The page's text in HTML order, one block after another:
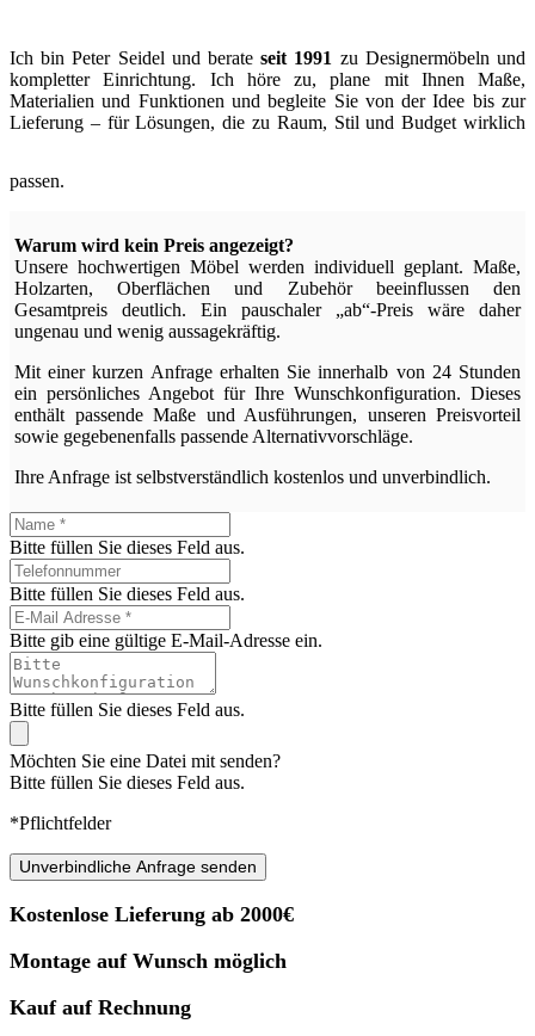
Ich bin Peter Seidel und berateseit 1991 zu Designermöbeln und
kompletter Einrichtung. Ich höre zu, plane mit Ihnen Maße,
Materialien und Funktionen und begleite Sie von der Idee bis zur
Lieferung – für Lösungen, die zu Raum, Stil und Budget wirklich
passen.
Warum wird kein Preis angezeigt?
Unsere hochwertigen Möbel werden individuell geplant. Maße,
Holzarten, Oberflächen und Zubehör beeinflussen den
Gesamtpreis deutlich. Ein pauschaler „ab“-Preis wäre daher
ungenau und wenig aussagekräftig.
Mit einer kurzen Anfrage erhalten Sie innerhalb von 24 Stunden
ein persönliches Angebot für Ihre Wunschkonfiguration. Dieses
enthält passende Maße und Ausführungen, unseren Preisvorteil
sowie gegebenenfalls passende Alternativvorschläge.
Ihre Anfrage ist selbstverständlich kostenlos und unverbindlich.
Bitte füllen Sie dieses Feld aus.
Bitte füllen Sie dieses Feld aus.
Bitte gib eine gültige E-Mail-Adresse ein.
Bitte füllen Sie dieses Feld aus.
Möchten Sie eine Datei mit senden?
Bitte füllen Sie dieses Feld aus.
*Pflichtfelder
Unverbindliche Anfrage senden
Kostenlose Lieferung ab 2000€
Montage auf Wunsch möglich
Kauf auf Rechnung